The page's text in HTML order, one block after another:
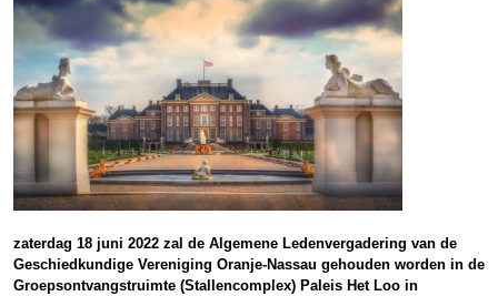
zaterdag 18 juni 2022 zal de Algemene Ledenvergadering van de
Geschiedkundige Vereniging Oranje-Nassau gehouden worden in de
Groepsontvangstruimte (Stallencomplex) Paleis Het Loo in